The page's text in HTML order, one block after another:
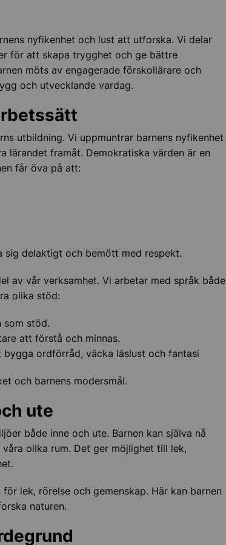
familjedaghem
nyfikenhet och lust att utforska. Vi delar
för att skapa trygghet och ge bättre
möts av engagerade förskollärare och
och utvecklande vardag.
utbildning. Vi uppmuntrar barnens nyfikenhet
lärandet framåt. Demokratiska värden är en
får öva på att:
sig delaktigt och bemött med respekt.
av vår verksamhet. Vi arbetar med språk både
olika stöd:
som stöd.
att förstå och minnas.
ordförråd, väcka läslust och fantasi
och barnens modersmål.
ute
både inne och ute. Barnen kan själva nå
olika rum. Det ger möjlighet till lek,
lek, rörelse och gemenskap. Här kan barnen
naturen.